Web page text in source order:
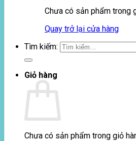
Chưa có sản phẩm trong
Quay trở lại cửa hàng
Tìm kiếm:
Giỏ hàng
Chưa có sản phẩm trong giỏ